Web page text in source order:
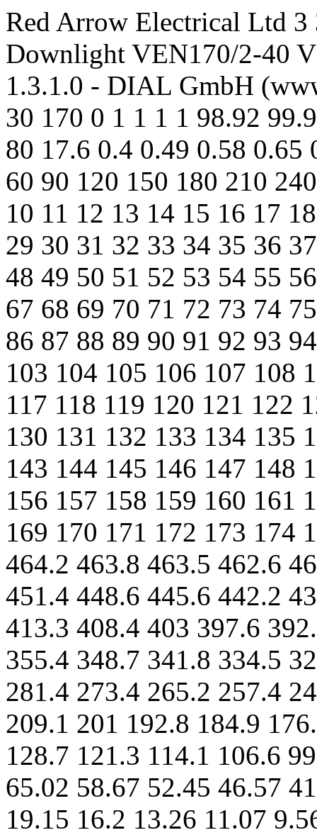
Red Arrow Electrical Ltd 3
Downlight VEN170/2-40
1.3.1.0 - DIAL GmbH
30 170 0 1 1 1 1 98.92
80 17.6 0.4 0.49 0.58 0.65
60 90 120 150 180 210
10 11 12 13 14 15 16 17
29 30 31 32 33 34 35 36
48 49 50 51 52 53 54 55
67 68 69 70 71 72 73 74
86 87 88 89 90 91 92 93
103 104 105 106 107 108
117 118 119 120 121 122
130 131 132 133 134 135
143 144 145 146 147 148
156 157 158 159 160 161
169 170 171 172 173 174
464.2 463.8 463.5 462.6
451.4 448.6 445.6 442.2
413.3 408.4 403 397.6
355.4 348.7 341.8 334.5
281.4 273.4 265.2 257.4
209.1 201 192.8 184.9
128.7 121.3 114.1 106.6
65.02 58.67 52.45 46.57
19.15 16.2 13.26 11.07